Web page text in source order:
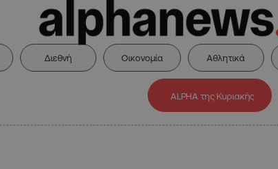
Διεθνή Οικονομία Αθλητικά
ALPHA της Κυριακής